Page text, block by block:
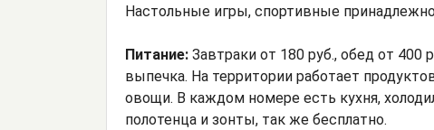
Настольные игры, спортивные
Питание: Завтраки от 180 руб., обед от 400
выпечка. На территории работает
овощи. В каждом номере есть кухня,
полотенца и зонты, так же бесплатно.